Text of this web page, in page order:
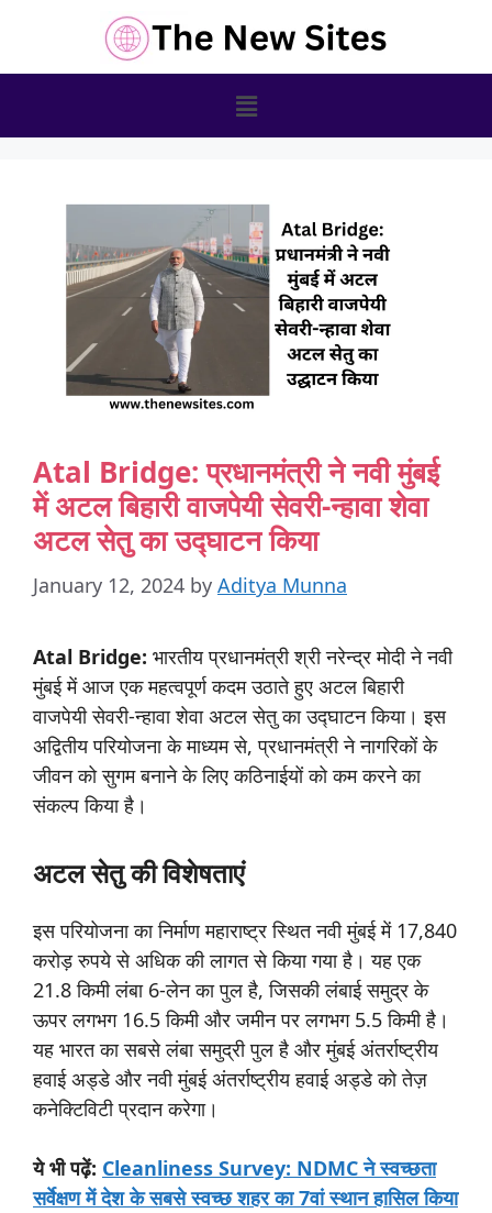
Atal Bridge: प्रधानमंत्री ने नवी मुंबई
में अटल बिहारी वाजपेयी सेवरी-न्हावा शेवा
अटल सेतु का उद्घाटन किया
January 12, 2024 by Aditya Munna
Atal Bridge: भारतीय प्रधानमंत्री श्री नरेन्द्र मोदी ने नवी
मुंबई में आज एक महत्वपूर्ण कदम उठाते हुए अटल बिहारी
वाजपेयी सेवरी-न्हावा शेवा अटल सेतु का उद्घाटन किया। इस
अद्वितीय परियोजना के माध्यम से, प्रधानमंत्री ने नागरिकों के
जीवन को सुगम बनाने के लिए कठिनाईयों को कम करने का
संकल्प किया है।
अटलसेतुकीविशेषताएं
इस परियोजना का निर्माण महाराष्ट्र स्थित नवी मुंबई में 17,840
करोड़ रुपये से अधिक की लागत से किया गया है। यह एक
21.8 किमी लंबा 6-लेन का पुल है, जिसकी लंबाई समुद्र के
ऊपर लगभग 16.5 किमी और जमीन पर लगभग 5.5 किमी है।
यह भारत का सबसे लंबा समुद्री पुल है और मुंबई अंतर्राष्ट्रीय
हवाई अड्डे और नवी मुंबई अंतर्राष्ट्रीय हवाई अड्डे को तेज़
कनेक्टिविटी प्रदान करेगा।
ये भी पढ़ें: Cleanliness Survey: NDMC ने स्वच्छता
सर्वेक्षण में देश के सबसे स्वच्छ शहर का 7वां स्थान हासिल किया